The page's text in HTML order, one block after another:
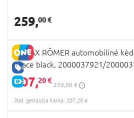
259,00 €
GERA KAINA
E-KAINA
BRITAX RÖMER automobilinė
space black, 2000037921/
207,20 €
259,00 €
30d. geriausia kaina: 207,20 €